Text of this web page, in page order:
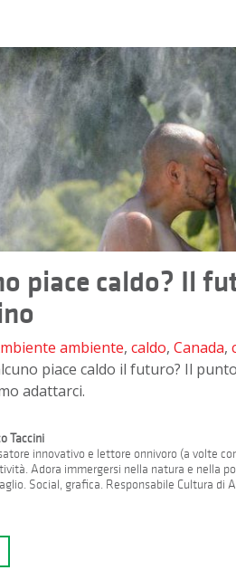
piace caldo? Il
ambiente, caldo, Canada,
piace caldo il futuro? Il
adattarci.
Taccini
innovativo e lettore onnivoro (a volte
Adora immergersi nella natura e nella
Social, grafica. Responsabile Cultura di